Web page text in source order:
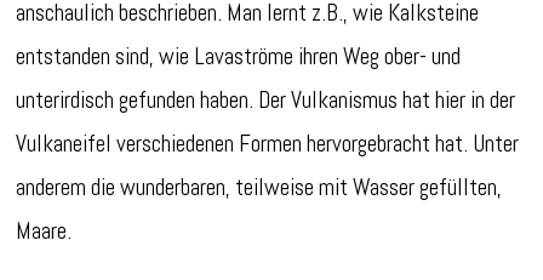
anschaulich beschrieben. Man lernt z.B., wie Kalksteine
entstanden sind, wie Lavaströme ihren Weg ober- und
unterirdisch gefunden haben. Der Vulkanismus hat hier in der
Vulkaneifel verschiedenen Formen hervorgebracht hat. Unter
anderem die wunderbaren, teilweise mit Wasser gefüllten,
Maare.